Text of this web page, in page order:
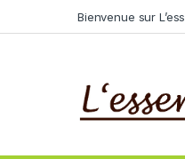
Bienvenue sur